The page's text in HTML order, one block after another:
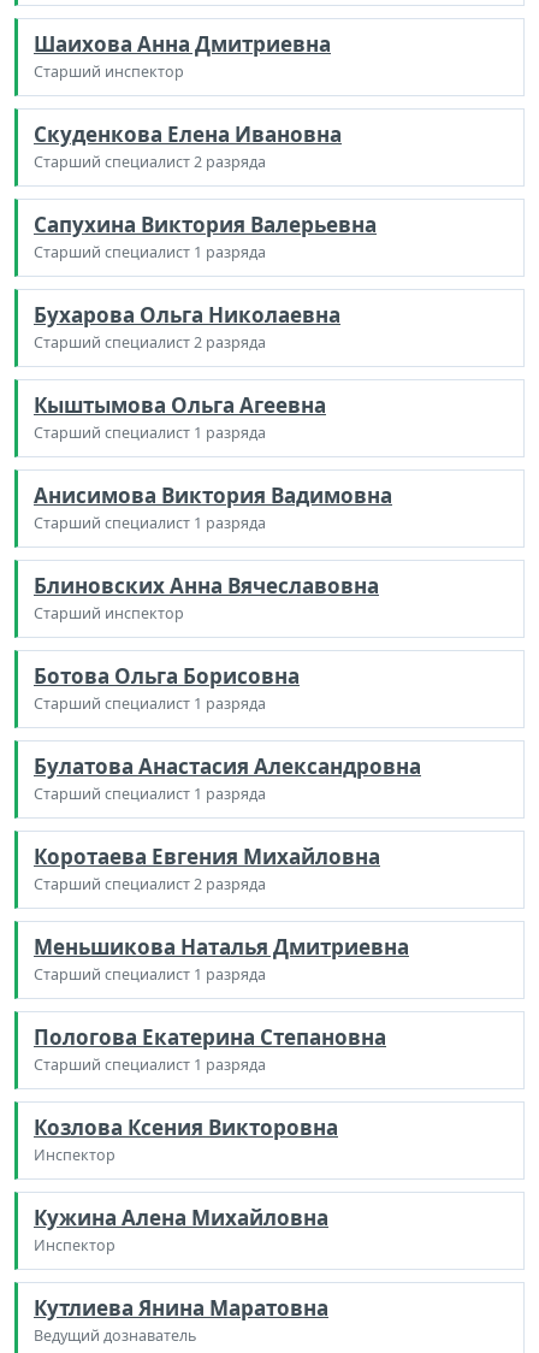
Шаихова Анна Дмитриевна
Старший инспектор
Скуденкова Елена Ивановна
Старший специалист 2 разряда
Сапухина Виктория Валерьевна
Старший специалист 1 разряда
Бухарова Ольга Николаевна
Старший специалист 2 разряда
Кыштымова Ольга Агеевна
Старший специалист 1 разряда
Анисимова Виктория Вадимовна
Старший специалист 1 разряда
Блиновских Анна Вячеславовна
Старший инспектор
Ботова Ольга Борисовна
Старший специалист 1 разряда
Булатова Анастасия Александровна
Старший специалист 1 разряда
Коротаева Евгения Михайловна
Старший специалист 2 разряда
Меньшикова Наталья Дмитриевна
Старший специалист 1 разряда
Пологова Екатерина Степановна
Старший специалист 1 разряда
Козлова Ксения Викторовна
Инспектор
Кужина Алена Михайловна
Инспектор
Кутлиева Янина Маратовна
Ведущий дознаватель